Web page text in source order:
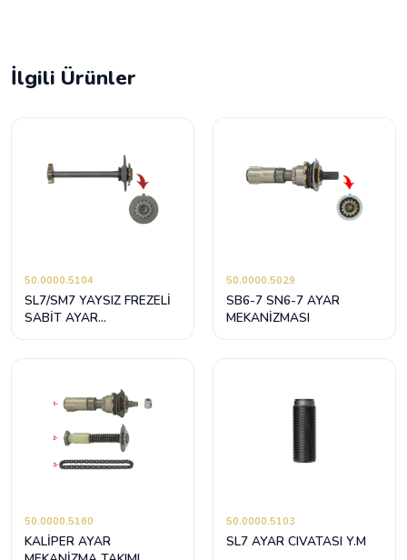
İlgili Ürünler
50.0000.5104
SL7/SM7 YAYSIZ FREZELİ
SABİT AYAR
50.0000.5029
SB6-7 SN6-7 AYAR
MEKANİZMASI
50.0000.5160
KALİPER AYAR
50.0000.5103
SL7 AYAR CIVATASI Y.M